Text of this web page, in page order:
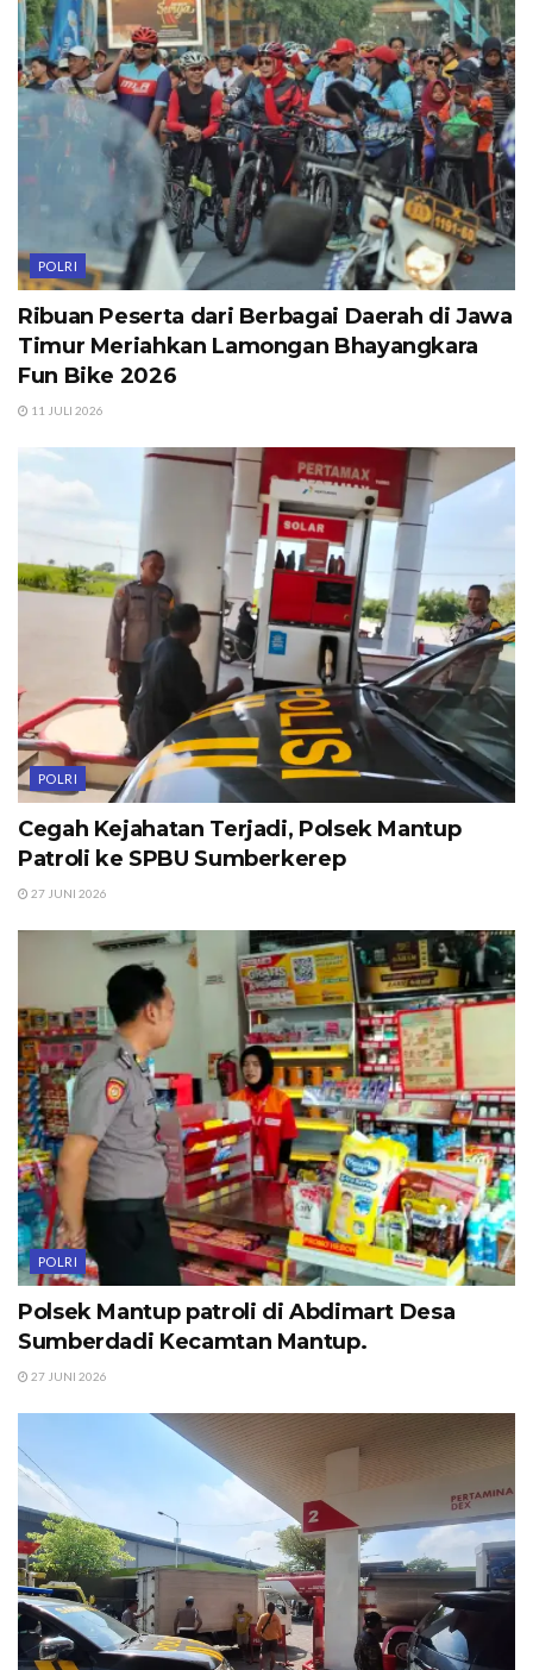
POLRI
Ribuan Peserta dari Berbagai Daerah di Jawa
Timur Meriahkan Lamongan Bhayangkara
Fun Bike 2026
11 JULI 2026
POLRI
Cegah Kejahatan Terjadi, Polsek Mantup
Patroli ke SPBU Sumberkerep
27 JUNI 2026
POLRI
Polsek Mantup patroli di Abdimart Desa
Sumberdadi Kecamtan Mantup.
27 JUNI 2026